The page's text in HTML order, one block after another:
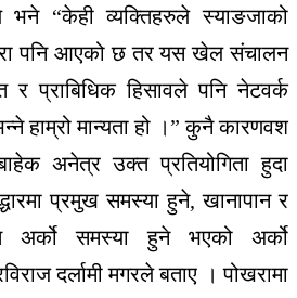
“केही व्यक्तिहरुले स्याङजाको
पनि आएको छ तर यस खेल संचालन
र प्राबिधिक हिसावले पनि नेटवर्क
हाम्रो मान्यता हो ।” कुनै कारणवश
अनेत्र उक्त प्रतियोगिता हुदा
प्रमुख समस्या हुने, खानापान र
अर्को समस्या हुने भएको अर्को
दर्लामी मगरले बताए । पोखरामा